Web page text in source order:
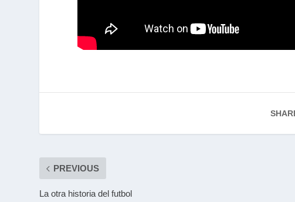
PREVIOUS
La otra historia del futbol